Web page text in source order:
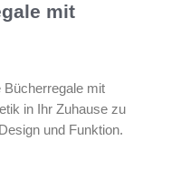
mit
Bücherregale mit
in Ihr Zuhause zu
und Funktion.